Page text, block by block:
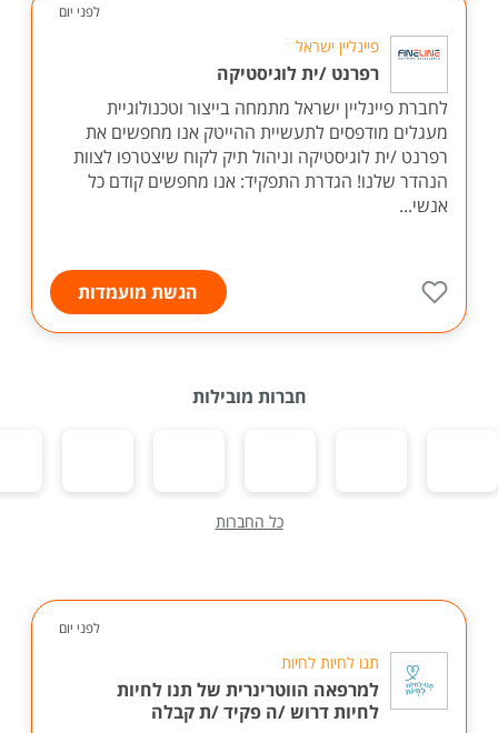
לפני יום
פיינליין ישראל
רפרנט /ית לוגיסטיקה
לחברת פיינליין ישראל מתמחה בייצור וטכנולוגיית
מעגלים מודפסים לתעשיית ההייטק אנו מחפשים את
רפרנט /ית לוגיסטיקה וניהול תיק לקוח שיצטרפו לצוות
הנהדר שלנו! הגדרת התפקיד: אנו מחפשים קודם כל
אנשי...
הגשת מועמדות
חברות מובילות
כל החברות
לפני יום
תנו לחיות לחיות
למרפאה הווטרינרית של תנו לחיות
לחיות דרוש /ה פקיד /ת קבלה